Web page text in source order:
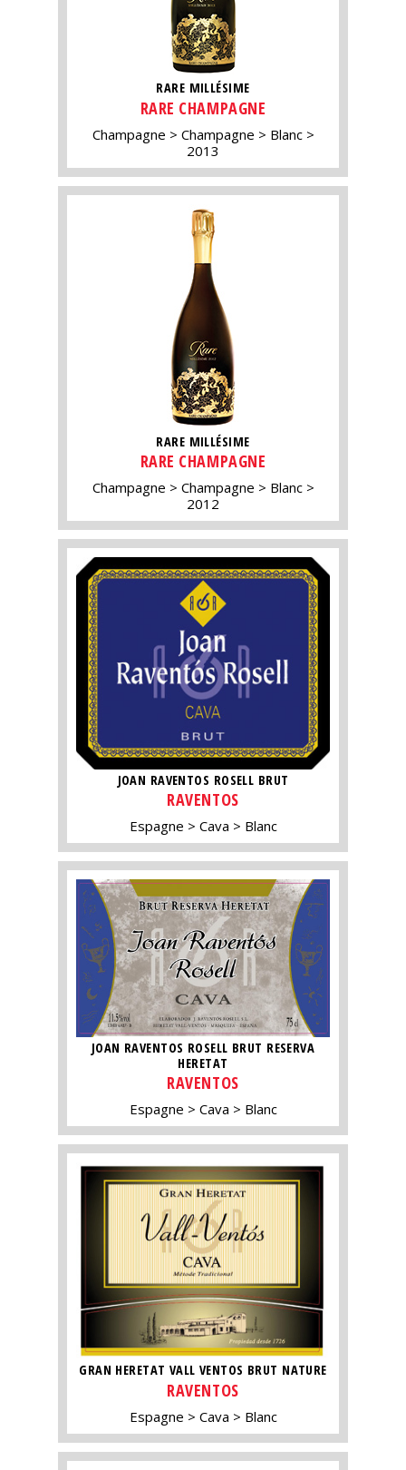
RARE MILLÉSIME
RARE CHAMPAGNE
Champagne Champagne
Blanc
2013
RARE MILLÉSIME
RARE CHAMPAGNE
Champagne Champagne
Blanc
2012
JOAN RAVENTOS ROSELL BRUT
RAVENTOS
Espagne Cava Blanc
JOAN RAVENTOS ROSELL BRUT RESERVA
HERETAT
RAVENTOS
Espagne Cava Blanc
GRAN HERETAT VALL VENTOS BRUT NATURE
RAVENTOS
Espagne Cava Blanc